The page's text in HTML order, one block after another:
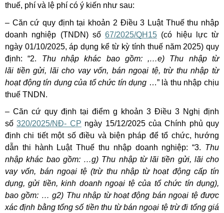
thuế, phí và lệ phí có ý kiến như sau:
– Căn cứ quy định tại khoản 2 Điều 3 Luật Thuế thu nhập
doanh nghiệp (TNDN) số 67/2025/QH15 (có hiệu lực từ
ngày 01/10/2025, áp dụng kể từ kỳ tính thuế năm 2025) quy
định: “2. Thu nhập khác bao gồm: ,…e) Thu nhập từ
lãi tiền gửi, lãi cho vay vốn, bán ngoại tệ, trừ thu nhập từ
hoạt động tín dụng của tổ chức tín dụng …” là thu nhập chịu
thuế TNDN.
– Căn cứ quy định tại điểm g khoản 3 Điều 3 Nghị định
số320/2025/NĐ- CP ngày 15/12/2025 của Chính phủ quy
định chi tiết một số điều và biện pháp để tổ chức, hướng
dẫn thi hành Luật Thuế thu nhập doanh nghiệp: “3. Thu
nhập khác bao gồm: …g) Thu nhập từ lãi tiền gửi, lãi cho
vay vốn, bán ngoại tệ (trừ thu nhập từ hoạt động cấp tín
dụng, gửi tiền, kinh doanh ngoại tệ của tổ chức tín dụng),
bao gồm: … g2) Thu nhập từ hoạt động bán ngoại tệ được
xác định bằng tổng số tiền thu từ bán ngoại tệ trừ đi tổng giá